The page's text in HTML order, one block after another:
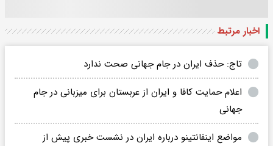
اخبار مرتبط
تاج: حذف ایران در جام جهانی صحت ندارد
اعلام حمایت کافا و ایران از عربستان برای میزبانی در جام
جهانی
مواضع اینفانتینو درباره ایران در نشست خبری پیش از